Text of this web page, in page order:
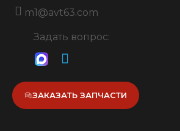
m1@avt63.com
Задать вопрос:
ЗАКАЗАТЬ ЗАПЧАСТИ